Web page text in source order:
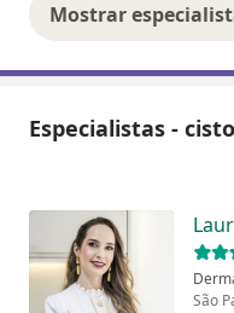
Mostrar
Especialistas -
São